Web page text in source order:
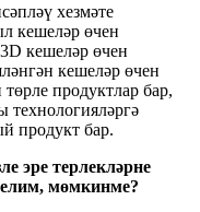
хезмәте
кешеләр өчен
кешеләр өчен
кешеләр өчен
продуктлар бар,
технологияләргә
продукт бар.
эре терлекләрне
мөмкинме?